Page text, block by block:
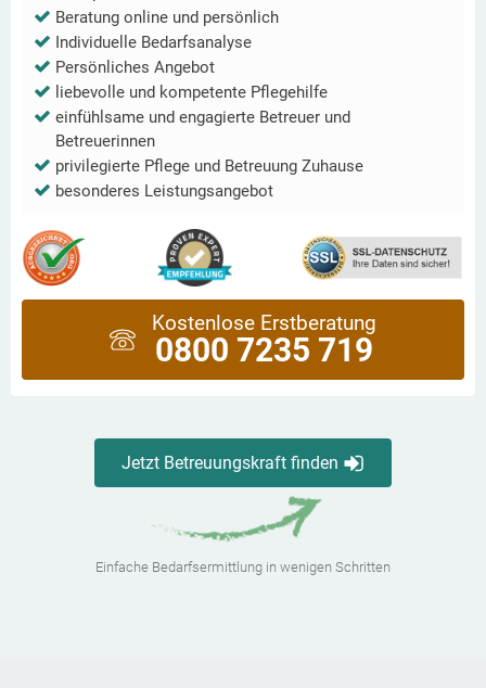
Beratung online und persönlich
Individuelle Bedarfsanalyse
Persönliches Angebot
liebevolle und kompetente Pflegehilfe
einfühlsame und engagierte Betreuer und
Betreuerinnen
privilegierte Pflege und Betreuung Zuhause
besonderes Leistungsangebot
Kostenlose Erstberatung
0800 7235 719
Jetzt Betreuungskraft finden
Einfache Bedarfsermittlung in wenigen Schritten